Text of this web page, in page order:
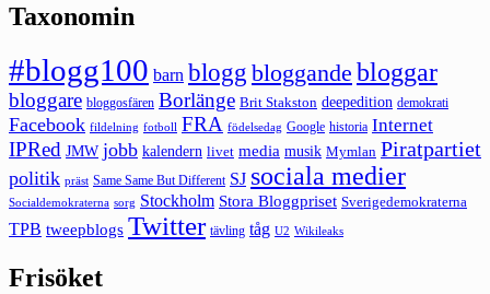
Taxonomin
#blogg100 barn blogg bloggande bloggar
bloggare bloggosfären Borlänge Brit Stakston deepedition demokrati
Facebook fildelning fotboll FRA födelsedag Google historia Internet
IPRed JMW jobb kalendern livet media musik Mymlan Piratpartiet
politik präst Same Same But Different SJ sociala medier
Socialdemokraterna sorg Stockholm Stora Bloggpriset Sverigedemokraterna
TPB tweepblogs Twitter tävling tåg U2 Wikileaks
Frisöket